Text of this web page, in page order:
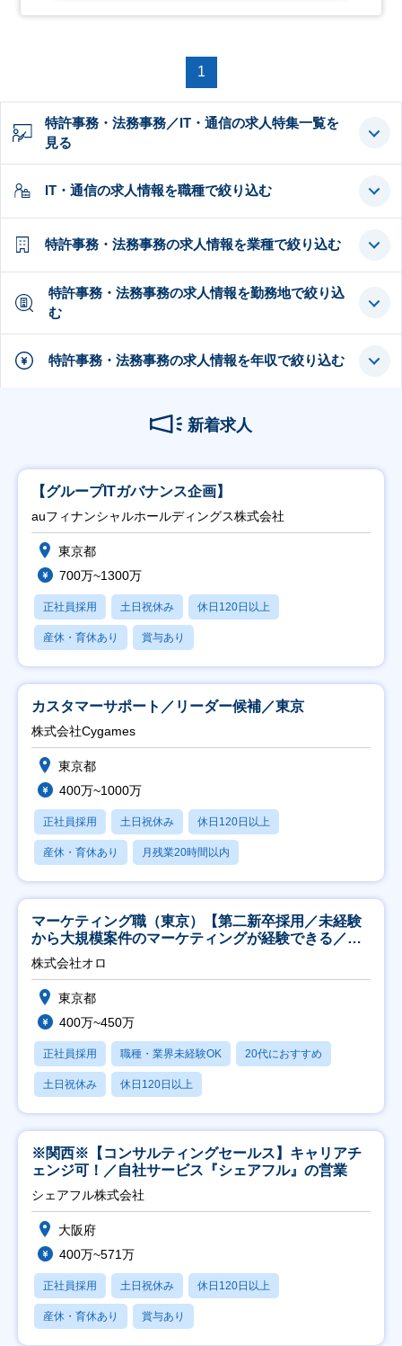
1
特許事務・法務事務／IT・通信の求人特集一覧を
見る
IT・通信の求人情報を職種で絞り込む
特許事務・法務事務の求人情報を業種で絞り込む
特許事務・法務事務の求人情報を勤務地で絞り込
む
特許事務・法務事務の求人情報を年収で絞り込む
新着求人
【グループITガバナンス企画】
auフィナンシャルホールディングス株式会社
東京都
700万~1300万
正社員採用 土日祝休み 休日120日以上
産休・育休あり 賞与あり
カスタマーサポート／リーダー候補／東京
株式会社Cygames
東京都
400万~1000万
正社員採用 土日祝休み 休日120日以上
産休・育休あり 月残業20時間以内
マーケティング職（東京）【第二新卒採用／未経験
から大規模案件のマーケティングが経験できる／研
修充実】
株式会社オロ
東京都
400万~450万
正社員採用 職種・業界未経験OK 20代におすすめ
土日祝休み 休日120日以上
※関西※【コンサルティングセールス】キャリアチ
ェンジ可！／自社サービス『シェアフル』の営業
シェアフル株式会社
大阪府
400万~571万
正社員採用 土日祝休み 休日120日以上
産休・育休あり 賞与あり